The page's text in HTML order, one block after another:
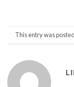
This entry was